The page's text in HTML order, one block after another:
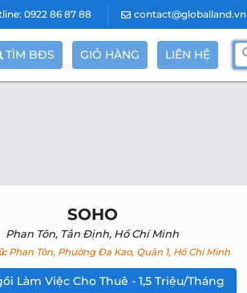
0922 86 87 88 contact@globalland.vn
TÌM BĐS GIỎ HÀNG LIÊN HỆ
SOHO
Phan Tôn, Tân Định, Hồ Chí Minh
Phan Tôn, Phường Đa Kao, Quận 1, Hồ Chí Minh
Làm Việc Cho Thuê - 1,5 Triệu/Tháng